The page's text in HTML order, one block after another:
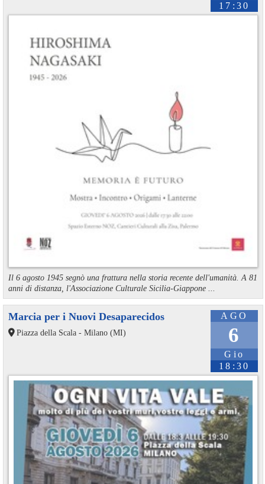
17:30
Il 6 agosto 1945 segnò una frattura nella storia recente dell'umanità. A 81
anni di distanza, l'Associazione Culturale Sicilia-Giappone ...
AGO
6
Gio
18:30
Marcia per i Nuovi Desaparecidos
Piazza della Scala - Milano (MI)